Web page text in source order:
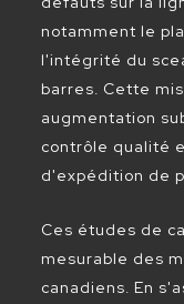
notamment le
l'intégrité du
barres. Cette
augmentation
contrôle qualité
d'expédition de
Ces études de
mesurable des
canadiens. En